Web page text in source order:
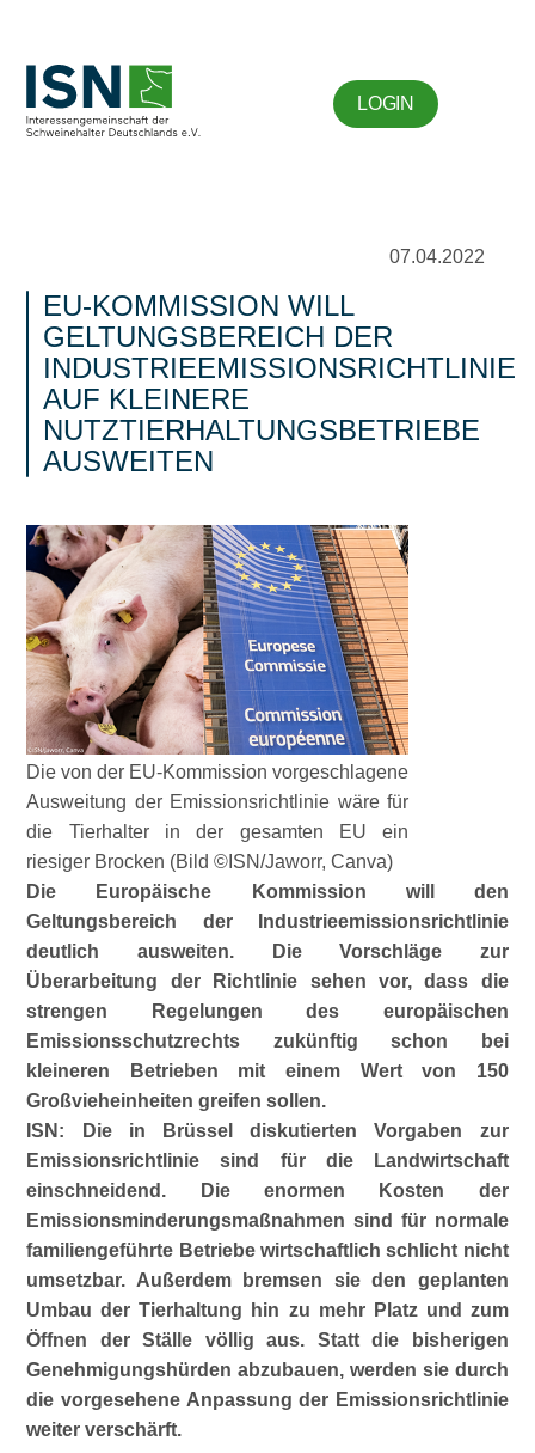
LOGIN
07.04.2022
EU-KOMMISSION WILL
GELTUNGSBEREICH DER
INDUSTRIEEMISSIONSRICHTLINIE
AUF KLEINERE
NUTZTIERHALTUNGSBETRIEBE
AUSWEITEN
Die von der EU-Kommission vorgeschlagene
Ausweitung der Emissionsrichtlinie wäre für
die Tierhalter in der gesamten EU ein
riesiger Brocken (Bild ©ISN/Jaworr, Canva)
Die Europäische Kommission will den
Geltungsbereich der Industrieemissionsrichtlinie
deutlich ausweiten. Die Vorschläge zur
Überarbeitung der Richtlinie sehen vor, dass die
strengen Regelungen des europäischen
Emissionsschutzrechts zukünftig schon bei
kleineren Betrieben mit einem Wert von 150
Großvieheinheiten greifen sollen.
ISN: Die in Brüssel diskutierten Vorgaben zur
Emissionsrichtlinie sind für die Landwirtschaft
einschneidend. Die enormen Kosten der
Emissionsminderungsmaßnahmen sind für normale
familiengeführte Betriebe wirtschaftlich schlicht nicht
umsetzbar. Außerdem bremsen sie den geplanten
Umbau der Tierhaltung hin zu mehr Platz und zum
Öffnen der Ställe völlig aus. Statt die bisherigen
Genehmigungshürden abzubauen, werden sie durch
die vorgesehene Anpassung der Emissionsrichtlinie
weiter verschärft.